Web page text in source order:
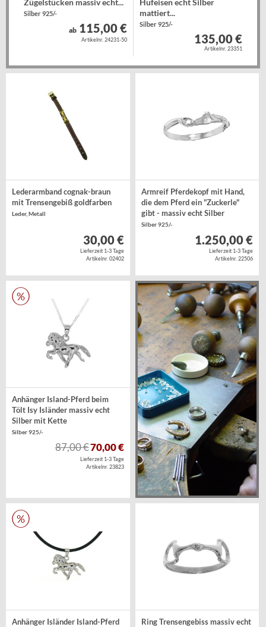
Silber 925/-
ab115,00 €
Artikelnr. 24231-50
mattiert...
Silber 925/-
135,00 €
Artikelnr. 23351
Lederarmband cognak-braun
mit Trensengebiß goldfarben
Leder, Metall
30,00 €
Lieferzeit 1-3 Tage
Artikelnr. 02402
Armreif Pferdekopf mit Hand,
die dem Pferd ein "Zuckerle"
gibt - massiv echt Silber
Silber 925/-
1.250,00 €
Lieferzeit 1-3 Tage
Artikelnr. 22506
Anhänger Island-Pferd beim
Tölt Isy Isländer massiv echt
Silber mit Kette
Silber 925/-
87,00 €70,00 €
Lieferzeit 1-3 Tage
Artikelnr. 23823
Anhänger Isländer Island-Pferd Ring Trensengebiss massiv echt